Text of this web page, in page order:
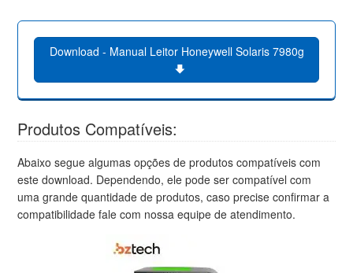
Produtos Compatíveis:
Abaixo segue algumas opções de produtos compatíveis com
este download. Dependendo, ele pode ser compatível com
uma grande quantidade de produtos, caso precise confirmar a
compatibilidade fale com nossa equipe de atendimento.